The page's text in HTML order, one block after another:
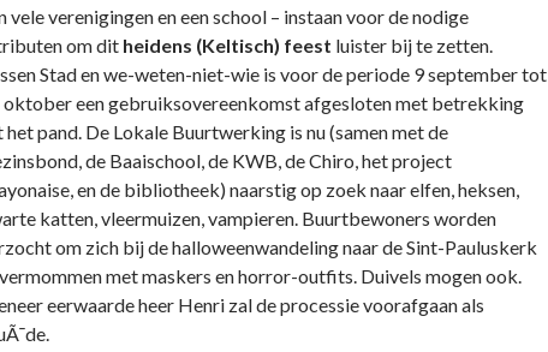
vele verenigingen en een school – instaan voor de nodige
om dit heidens (Keltisch) feest luister bij te zetten.
Stad en we-weten-niet-wie is voor de periode 9 september tot
oktober een gebruiksovereenkomst afgesloten met betrekking
pand. De Lokale Buurtwerking is nu (samen met de
de Baaischool, de KWB, de Chiro, het project
en de bibliotheek) naarstig op zoek naar elfen, heksen,
katten, vleermuizen, vampieren. Buurtbewoners worden
om zich bij de halloweenwandeling naar de Sint-Pauluskerk
met maskers en horror-outfits. Duivels mogen ook.
eerwaarde heer Henri zal de processie voorafgaan als